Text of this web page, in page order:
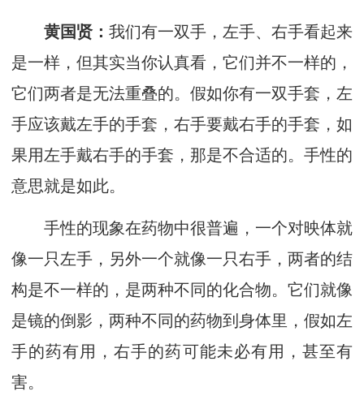
黄国贤： 我们有一双手，左手、右手看起来
是一样，但其实当你认真看，它们并不一样的，
它们两者是无法重叠的。假如你有一双手套，左
手应该戴左手的手套，右手要戴右手的手套，如
果用左手戴右手的手套，那是不合适的。手性的
意思就是如此。
手性的现象在药物中很普遍，一个对映体就
像一只左手，另外一个就像一只右手，两者的结
构是不一样的，是两种不同的化合物。它们就像
是镜的倒影，两种不同的药物到身体里，假如左
手的药有用，右手的药可能未必有用，甚至有
害。